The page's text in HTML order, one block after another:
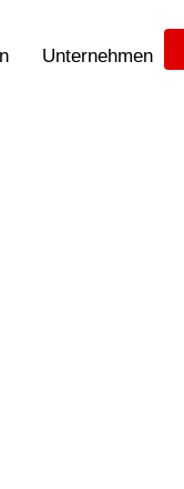
Unternehmen